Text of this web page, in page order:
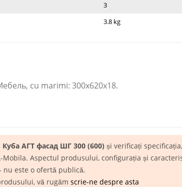
3
3.8 kg
cu marimi: 300x620x18.
Куба АГТ фасад ШГ 300 (600) și verificați
Aspectul produsului, configurația și
nu este o ofertă publică.
vă rugăm scrie-ne despre asta